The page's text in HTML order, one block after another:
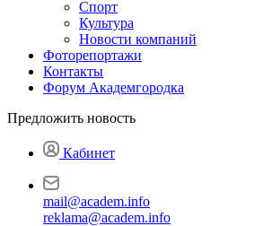
Спорт
Культура
Новости компаний
Фоторепортажи
Контакты
Форум Академгородка
Предложить новость
Кабинет
mail@academ.info
reklama@academ.info